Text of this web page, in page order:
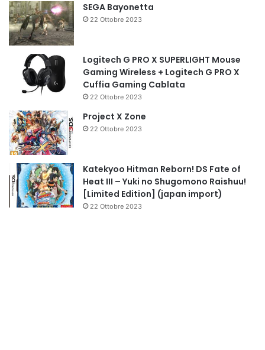
SEGA Bayonetta
22 Ottobre 2023
Logitech G PRO X SUPERLIGHT Mouse
Gaming Wireless + Logitech G PRO X
Cuffia Gaming Cablata
22 Ottobre 2023
Project X Zone
22 Ottobre 2023
Katekyoo Hitman Reborn! DS Fate of
Heat III – Yuki no Shugomono Raishuu!
[Limited Edition] (japan import)
22 Ottobre 2023